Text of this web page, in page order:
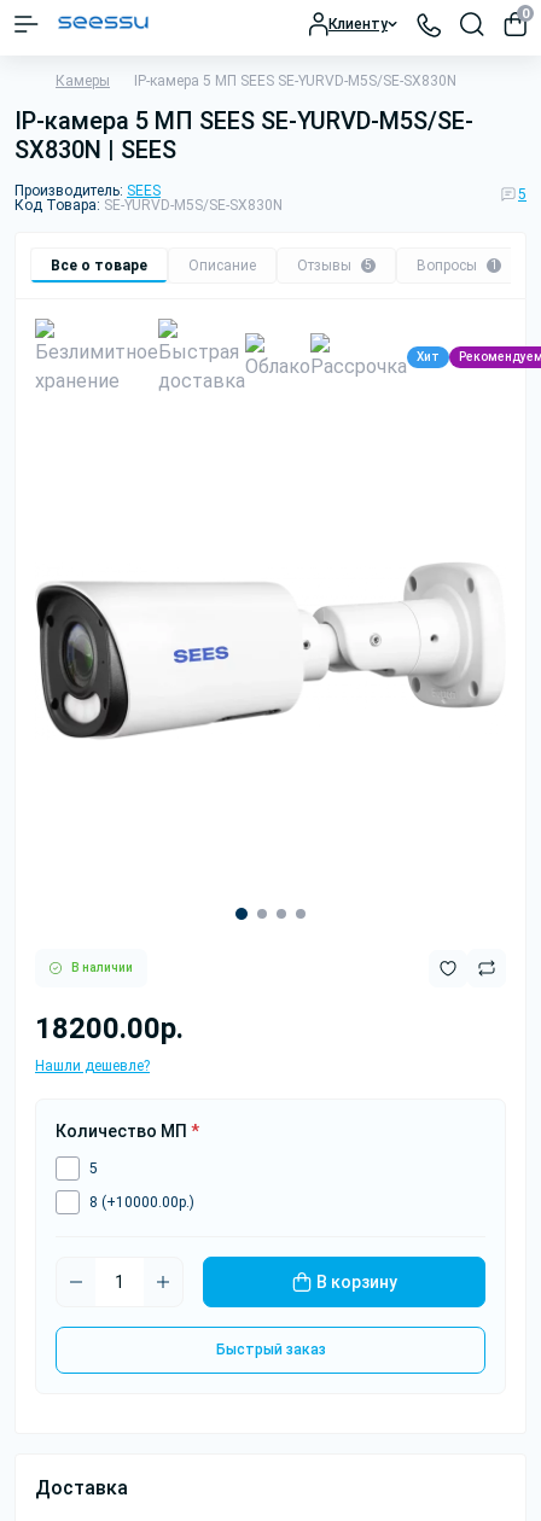
Клиенту
0
Камеры IP-камера 5 МП SEES SE-YURVD-M5S/SE-SX830N
IP-камера 5 МП SEES SE-YURVD-M5S/SE-
SX830N | SEES
Производитель: SEES
Код Товара: SE-YURVD-M5S/SE-SX830N
5
Все о товаре Описание Отзывы 5 Вопросы 1
Хит
В наличии
18200.00р.
Нашли дешевле?
Количество МП *
5
8 (+10000.00р.)
В корзину
Быстрый заказ
Доставка